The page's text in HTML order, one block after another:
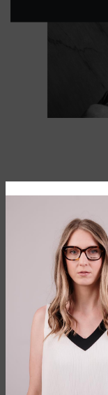
OD ODELA
Priča o brendu
istoimeni dizajner
2003. lansirao je
njegova kultna
sveta od Londona
Njujorka. Njegov
dizajni našli put u
Victoria i Albert,
Tek 2011. godine